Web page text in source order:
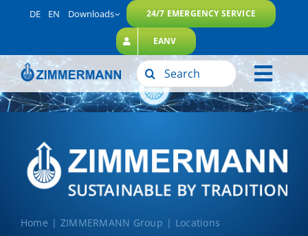
DE EN Downloads 24/7 EMERGENCY SERVICE
EANV
ZIMMERMANN Group
Sustainability
Career
Contact
Search
for:
Home ZIMMERMANN Group Locations